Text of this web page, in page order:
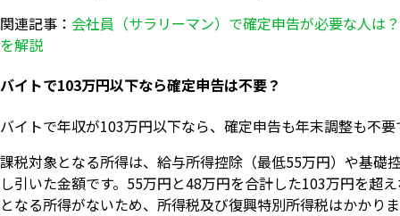
関連記事： 会社員（サラリーマン）で確定申告が必要な人は
を解説
バイトで103万円以下なら確定申告は不要？
バイトで年収が103万円以下なら、確定申告も年末調整も不要
課税対象となる所得は、給与所得控除（最低55万円）や基礎
し引いた金額です。55万円と48万円を合計した103万円を超
となる所得がないため、所得税及び復興特別所得税はかかり